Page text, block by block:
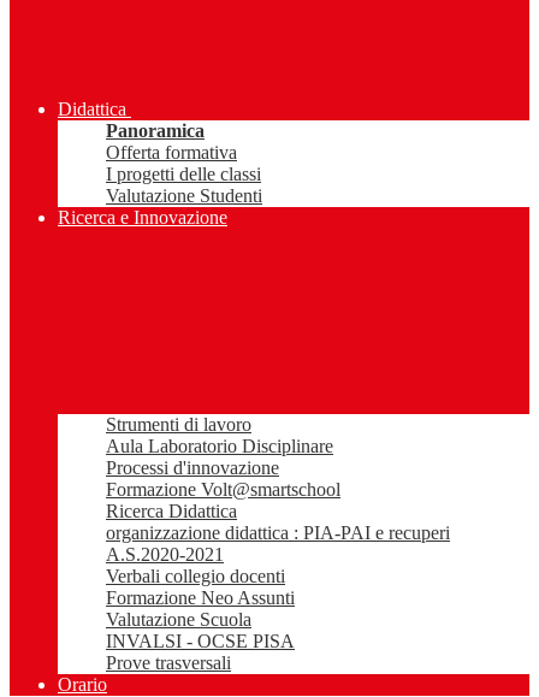
Didattica
Panoramica
Offerta formativa
I progetti delle classi
Valutazione Studenti
Ricerca e Innovazione
Strumenti di lavoro
Aula Laboratorio Disciplinare
Processi d'innovazione
Formazione Volt@smartschool
Ricerca Didattica
organizzazione didattica : PIA-PAI e recuperi
A.S.2020-2021
Verbali collegio docenti
Formazione Neo Assunti
Valutazione Scuola
INVALSI - OCSE PISA
Prove trasversali
Orario